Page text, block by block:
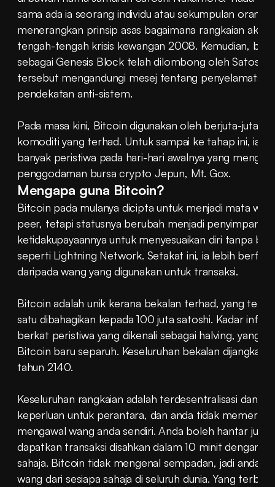
sama ada ia seorang individu atau sekumpulan
menerangkan prinsip asas bagaimana rangkaian
tengah-tengah krisis kewangan 2008. Kemudian,
sebagai Genesis Block telah dilombong oleh Satoshi
tersebut mengandungi mesej tentang penyelamatan
pendekatan anti-sistem.
Pada masa kini, Bitcoin digunakan oleh berjuta-juta
komoditi yang terhad. Untuk sampai ke tahap ini, ia
banyak peristiwa pada hari-hari awalnya yang menguji
penggodaman bursa crypto Jepun, Mt. Gox.
Mengapa guna Bitcoin?
Bitcoin pada mulanya dicipta untuk menjadi mata
peer, tetapi statusnya berubah menjadi penyimpan
ketidakupayaannya untuk menyesuaikan diri tanpa
seperti Lightning Network. Setakat ini, ia lebih
daripada wang yang digunakan untuk transaksi.
Bitcoin adalah unik kerana bekalan terhad, yang
satu dibahagikan kepada 100 juta satoshi. Kadar
berkat peristiwa yang dikenali sebagai halving, yang
Bitcoin baru separuh. Keseluruhan bekalan dijangka
tahun 2140.
Keseluruhan rangkaian adalah terdesentralisasi dan
keperluan untuk perantara, dan anda tidak
mengawal wang anda sendiri. Anda boleh hantar
dapatkan transaksi disahkan dalam 10 minit dengan
sahaja. Bitcoin tidak mengenal sempadan, jadi anda
wang dari sesiapa sahaja di seluruh dunia. Yang